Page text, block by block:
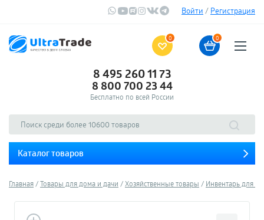
Войти / Регистрация
0 0
8 495 260 11 73
8 800 700 23 44
Бесплатно по всей России
Каталог товаров
Главная Товары для дома и дачи Хозяйственные товары Инвентарь для